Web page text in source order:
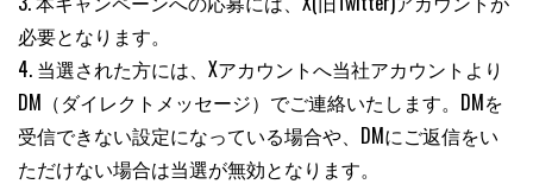
必要となります。
4. 当選された方には、Xアカウントへ当社アカウントより
DM（ダイレクトメッセージ）でご連絡いたします。DMを
受信できない設定になっている場合や、DMにご返信をい
ただけない場合は当選が無効となります。